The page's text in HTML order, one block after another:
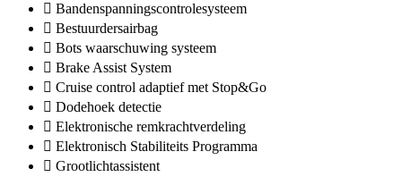
Bandenspanningscontrolesysteem
Bestuurdersairbag
Bots waarschuwing systeem
Brake Assist System
Cruise control adaptief met Stop&Go
Dodehoek detectie
Elektronische remkrachtverdeling
Elektronisch Stabiliteits Programma
Grootlichtassistent